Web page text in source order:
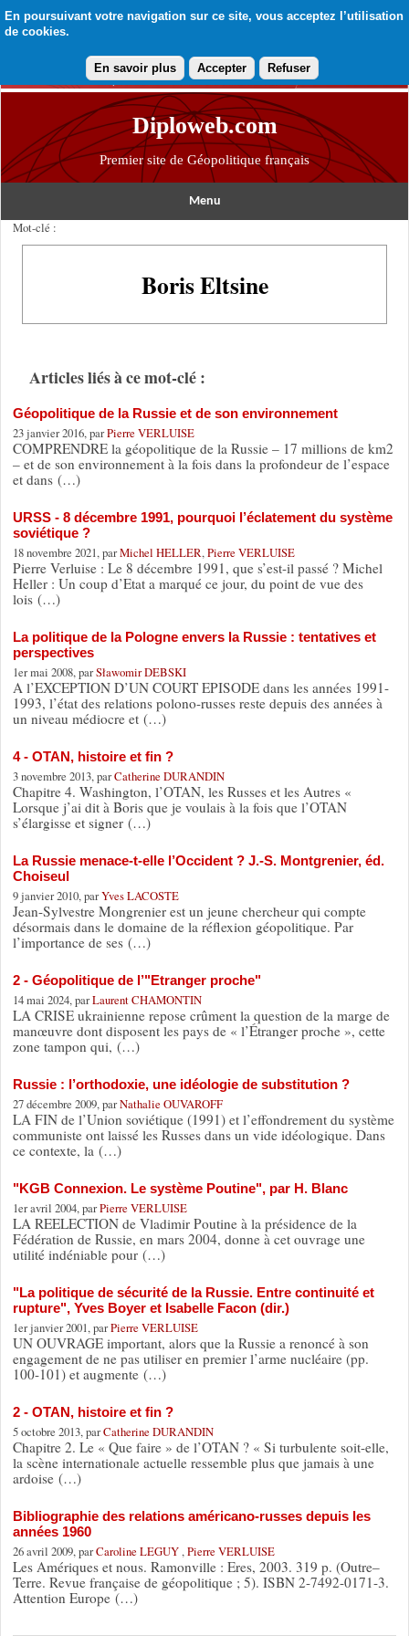
En poursuivant votre navigation sur ce site, vous acceptez l’utilisation
de cookies.
En savoir plus Accepter Refuser
Diploweb.com
Premier site de Géopolitique français
Menu
Mot-clé :
Boris Eltsine
Articles liés à ce mot-clé :
Géopolitique de la Russie et de son environnement
23 janvier 2016, parPierre VERLUISE
COMPRENDRE la géopolitique de la Russie – 17 millions de km2
– et de son environnement à la fois dans la profondeur de l’espace
et dans (…)
URSS - 8 décembre 1991, pourquoi l’éclatement du système
soviétique ?
18 novembre 2021, parMichel HELLER, Pierre VERLUISE
Pierre Verluise : Le 8 décembre 1991, que s’est-il passé ? Michel
Heller : Un coup d’Etat a marqué ce jour, du point de vue des
lois (…)
La politique de la Pologne envers la Russie : tentatives et
perspectives
1er mai 2008, parSławomir DEBSKI
A l’EXCEPTION D’UN COURT EPISODE dans les années 1991-
1993, l’état des relations polono-russes reste depuis des années à
un niveau médiocre et (…)
4 - OTAN, histoire et fin ?
3 novembre 2013, parCatherine DURANDIN
Chapitre 4. Washington, l’OTAN, les Russes et les Autres «
Lorsque j’ai dit à Boris que je voulais à la fois que l’OTAN
s’élargisse et signer (…)
La Russie menace-t-elle l’Occident ? J.-S. Montgrenier, éd.
Choiseul
9 janvier 2010, parYves LACOSTE
Jean-Sylvestre Mongrenier est un jeune chercheur qui compte
désormais dans le domaine de la réflexion géopolitique. Par
l’importance de ses (…)
2 - Géopolitique de l’"Etranger proche"
14 mai 2024, parLaurent CHAMONTIN
LA CRISE ukrainienne repose crûment la question de la marge de
manœuvre dont disposent les pays de « l’Étranger proche », cette
zone tampon qui, (…)
Russie : l’orthodoxie, une idéologie de substitution ?
27 décembre 2009, parNathalie OUVAROFF
LA FIN de l’Union soviétique (1991) et l’effondrement du système
communiste ont laissé les Russes dans un vide idéologique. Dans
ce contexte, la (…)
"KGB Connexion. Le système Poutine", par H. Blanc
1er avril 2004, parPierre VERLUISE
LA REELECTION de Vladimir Poutine à la présidence de la
Fédération de Russie, en mars 2004, donne à cet ouvrage une
utilité indéniable pour (…)
"La politique de sécurité de la Russie. Entre continuité et
rupture", Yves Boyer et Isabelle Facon (dir.)
1er janvier 2001, parPierre VERLUISE
UN OUVRAGE important, alors que la Russie a renoncé à son
engagement de ne pas utiliser en premier l’arme nucléaire (pp.
100-101) et augmente (…)
2 - OTAN, histoire et fin ?
5 octobre 2013, parCatherine DURANDIN
Chapitre 2. Le « Que faire » de l’OTAN ? « Si turbulente soit-elle,
la scène internationale actuelle ressemble plus que jamais à une
ardoise (…)
Bibliographie des relations américano-russes depuis les
années 1960
26 avril 2009, parCaroline LEGUY , Pierre VERLUISE
Les Amériques et nous. Ramonville : Eres, 2003. 319 p. (Outre–
Terre. Revue française de géopolitique ; 5). ISBN 2-7492-0171-3.
Attention Europe (…)